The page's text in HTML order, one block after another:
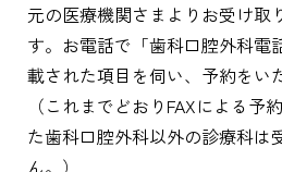
元の医療機関さまよりお受け取
す。お電話で「歯科口腔外科電
載された項目を伺い、予約をい
（これまでどおりFAXによる予
た歯科口腔外科以外の診療科は
ん。）